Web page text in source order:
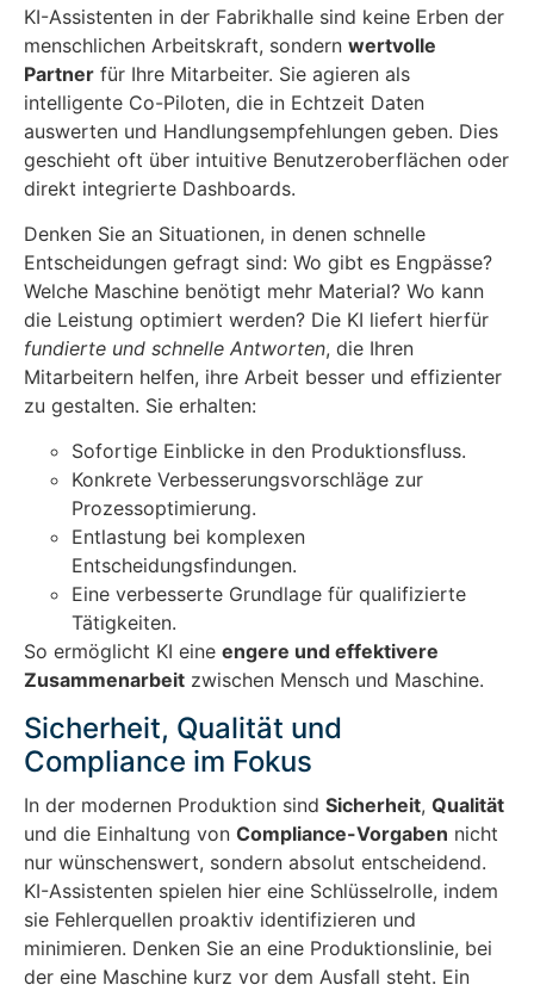
KI-Assistenten in der Fabrikhalle sind keine Erben der
menschlichen Arbeitskraft, sondern wertvolle
Partner für Ihre Mitarbeiter. Sie agieren als
intelligente Co-Piloten, die in Echtzeit Daten
auswerten und Handlungsempfehlungen geben. Dies
geschieht oft über intuitive Benutzeroberflächen oder
direkt integrierte Dashboards.
Denken Sie an Situationen, in denen schnelle
Entscheidungen gefragt sind: Wo gibt es Engpässe?
Welche Maschine benötigt mehr Material? Wo kann
die Leistung optimiert werden? Die KI liefert hierfür
fundierte und schnelle Antworten, die Ihren
Mitarbeitern helfen, ihre Arbeit besser und effizienter
zu gestalten. Sie erhalten:
Sofortige Einblicke in den Produktionsfluss.
Konkrete Verbesserungsvorschläge zur
Prozessoptimierung.
Entlastung bei komplexen
Entscheidungsfindungen.
Eine verbesserte Grundlage für qualifizierte
Tätigkeiten.
So ermöglicht KI eine engere und effektivere
Zusammenarbeit zwischen Mensch und Maschine.
Sicherheit, Qualität und
Compliance im Fokus
In der modernen Produktion sind Sicherheit, Qualität
und die Einhaltung von Compliance-Vorgaben nicht
nur wünschenswert, sondern absolut entscheidend.
KI-Assistenten spielen hier eine Schlüsselrolle, indem
sie Fehlerquellen proaktiv identifizieren und
minimieren. Denken Sie an eine Produktionslinie, bei
der eine Maschine kurz vor dem Ausfall steht. Ein